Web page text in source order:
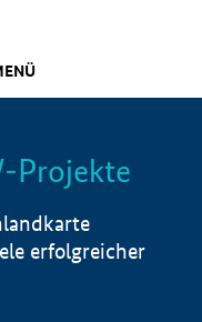
Info
Projekte
erfolgreicher